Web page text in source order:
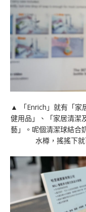
▲ 「Enrich」就有「家
健用品」、「家居清潔
藝」。呢個清潔球結合
水樽，搖搖下